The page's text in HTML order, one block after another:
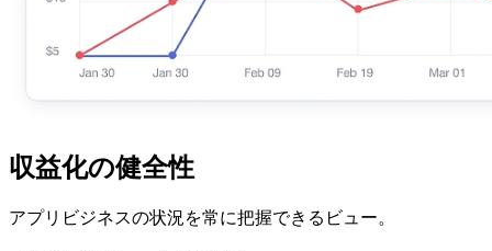
収益化の健全性
アプリビジネスの状況を常に把握できるビュー。